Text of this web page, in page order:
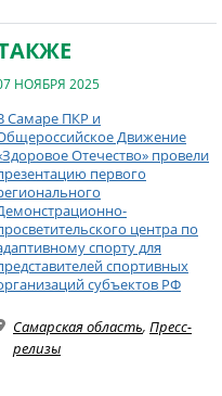
НОЯБРЯ 2025
Самаре ПКР и
Движение
Отечество» провели
первого
центра по
спорту для
спортивных
субъектов РФ
Самарская область, Пресс-
релизы